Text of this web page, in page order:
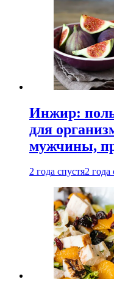
Инжир:
для
мужчины,
2 года спустя2 года